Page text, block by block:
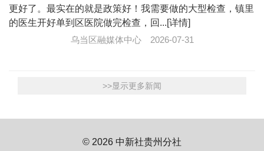
更好了。最实在的就是政策好！我需要做的大型检查，镇里
的医生开好单到区医院做完检查，回...[详情]
乌当区融媒体中心
2026-07-31
>>显示更多新闻
© 2026 中新社贵州分社